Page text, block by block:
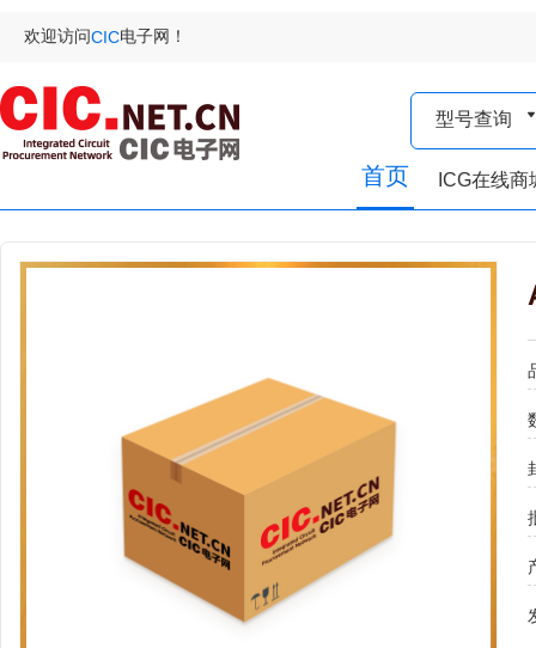
欢迎访问CIC电子网！
型号查询
首页 ICG在线商